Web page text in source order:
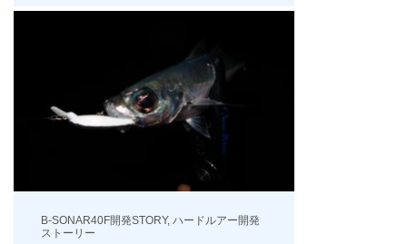
B-SONAR40F開発STORY, ハードルアー開発
ストーリー